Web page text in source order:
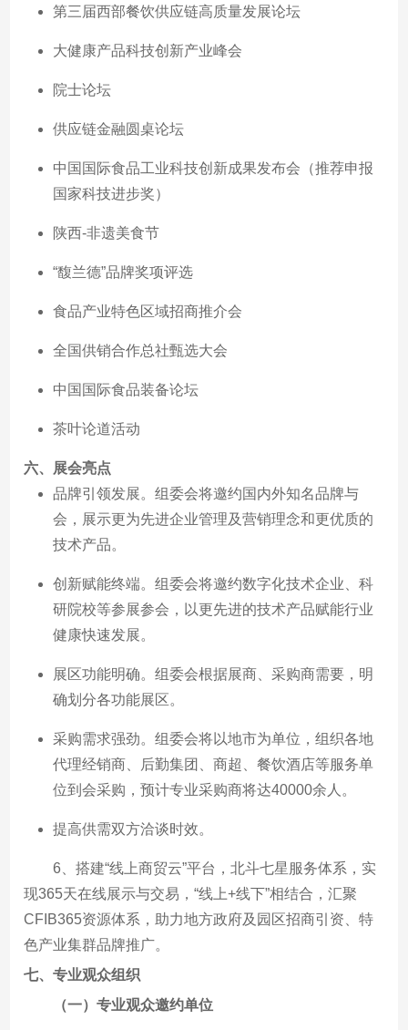
第三届西部餐饮供应链高质量发展论坛
大健康产品科技创新产业峰会
院士论坛
供应链金融圆桌论坛
中国国际食品工业科技创新成果发布会（推荐申报
国家科技进步奖）
陕西-非遗美食节
“馥兰德”品牌奖项评选
食品产业特色区域招商推介会
全国供销合作总社甄选大会
中国国际食品装备论坛
茶叶论道活动
六、 展会亮点
品牌引领发展。组委会将邀约国内外知名品牌与
会，展示更为先进企业管理及营销理念和更优质的
技术产品。
创新赋能终端。组委会将邀约数字化技术企业、科
研院校等参展参会，以更先进的技术产品赋能行业
健康快速发展。
展区功能明确。组委会根据展商、采购商需要，明
确划分各功能展区。
采购需求强劲。组委会将以地市为单位，组织各地
代理经销商、后勤集团、商超、餐饮酒店等服务单
位到会采购，预计专业采购商将达40000余人。
提高供需双方洽谈时效。
6、搭建“线上商贸云”平台，北斗七星服务体系，实
现365天在线展示与交易，“线上+线下”相结合，汇聚
CFIB365资源体系，助力地方政府及园区招商引资、特
色产业集群品牌推广。
七、专业观众组织
（一）专业观众邀约单位